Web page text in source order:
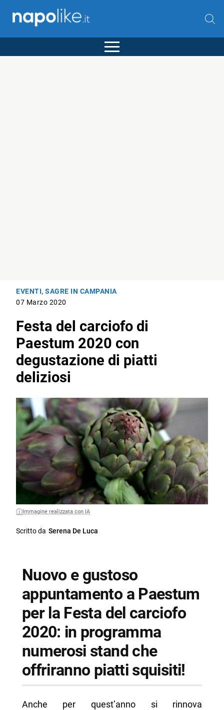
EVENTI,SAGRE IN CAMPANIA
07 Marzo 2020
Festa del carciofo di
Paestum 2020 con
degustazione di piatti
deliziosi
Immagine realizzata con IA
Scritto da Serena De Luca
Nuovo e gustoso
appuntamento a Paestum
per la Festa del carciofo
2020: in programma
numerosi stand che
offriranno piatti squisiti!
Anche per quest’anno si rinnova